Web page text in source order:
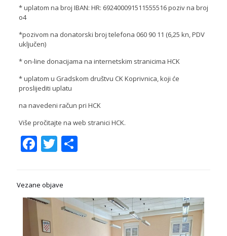
* uplatom na broj IBAN: HR: 692400091511555516 poziv na broj
o4
*pozivom na donatorski broj telefona 060 90 11 (6,25 kn, PDV
uključen)
* on-line donacijama na internetskim stranicima HCK
* uplatom u Gradskom društvu CK Koprivnica, koji će
proslijediti uplatu
na navedeni račun pri HCK
Više pročitajte na web stranici HCK.
Facebook
Twitter
Share
Vezane objave